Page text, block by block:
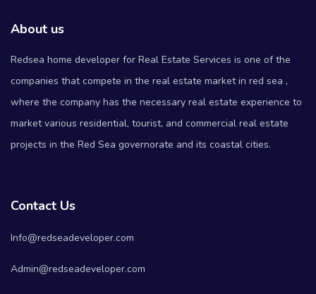
About us
Redsea home developer for Real Estate Services is one of the
companies that compete in the real estate market in red sea ,
where the company has the necessary real estate experience to
market various residential, tourist, and commercial real estate
projects in the Red Sea governorate and its coastal cities.
Contact Us
Info@redseadeveloper.com
Admin@redseadeveloper.com